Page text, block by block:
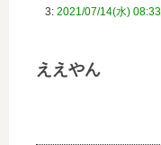
3: 2021/07/14(水)
ええやん